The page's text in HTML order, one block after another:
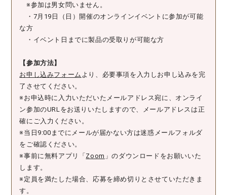
※参加は男女問いません。
・7月19日（日）開催のオンラインイベントに参加が可能
な方
・イベント日までに製品の受取りが可能な方
【参加方法】
お申し込みフォーム より、必要事項を入力しお申し込みを完
了させてください。
※お申込時に入力いただいたメールアドレス宛に、オンライ
ン参加のURLをお送りいたしますので、メールアドレスは正
確にご入力ください。
※当日9:00までにメールが届かない方は迷惑メールフォルダ
をご確認ください。
※事前に無料アプリ「 Zoom 」のダウンロードをお願いいた
します。
※定員を満たした場合、応募を締め切りとさせていただきま
す。